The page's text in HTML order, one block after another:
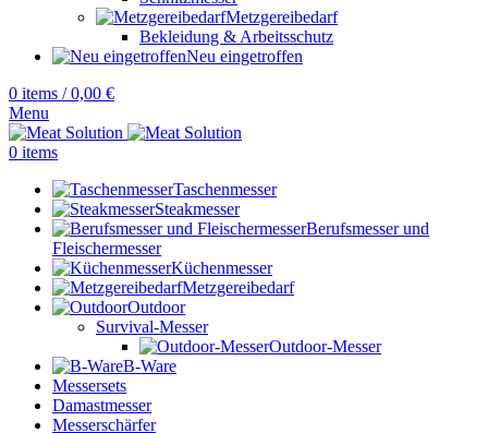
Metzgereibedarf
Bekleidung & Arbeitsschutz
Neu eingetroffen
0 items / 0,00 €
Menu
0 items
Taschenmesser
Steakmesser
Berufsmesser und
Fleischermesser
Küchenmesser
Metzgereibedarf
Outdoor
Survival-Messer
Outdoor-Messer
B-Ware
Messersets
Damastmesser
Messerschärfer